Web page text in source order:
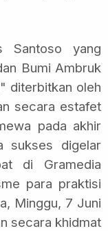
Santoso yang
Bumi Ambruk
diterbitkan oleh
secara estafet
pada akhir
sukses digelar
di Gramedia
para praktisi
Minggu, 7 Juni
secara khidmat